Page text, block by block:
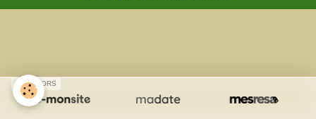
SPONSORS